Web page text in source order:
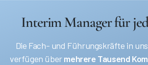
Interim Manager für
Die Fach- und Führungskräfte in
verfügen übermehrere Tausend